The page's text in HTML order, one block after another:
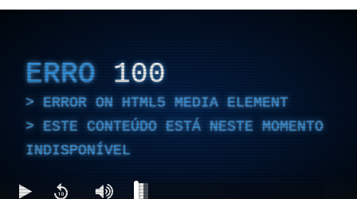
ERRO 100
ERROR ON HTML5 MEDIA ELEMENT
ESTE CONTEÚDO ESTÁ NESTE MOMENTO
INDISPONÍVEL